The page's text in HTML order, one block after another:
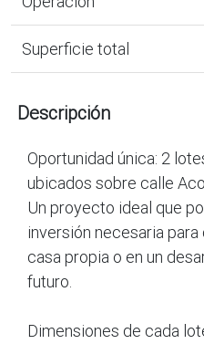
Superficie total
Descripción
Oportunidad única: 2
ubicados sobre calle
Un proyecto ideal que
inversión necesaria
casa propia o en un
futuro.
Dimensiones de cada